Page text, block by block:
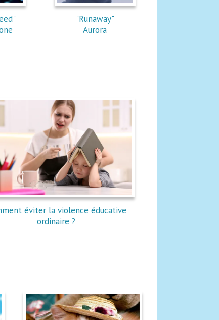
"Runaway"
Aurora
éviter la violence éducative
ordinaire ?